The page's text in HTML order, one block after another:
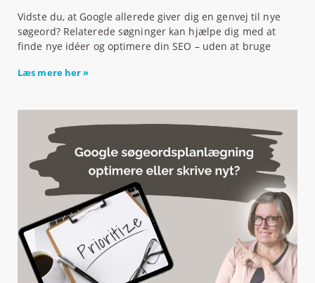
Vidste du, at Google allerede giver dig en genvej til nye
søgeord? Relaterede søgninger kan hjælpe dig med at
finde nye idéer og optimere din SEO – uden at bruge
Læs mere her »